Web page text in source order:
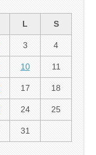
L S
3 4
10 11
17 18
24 25
31